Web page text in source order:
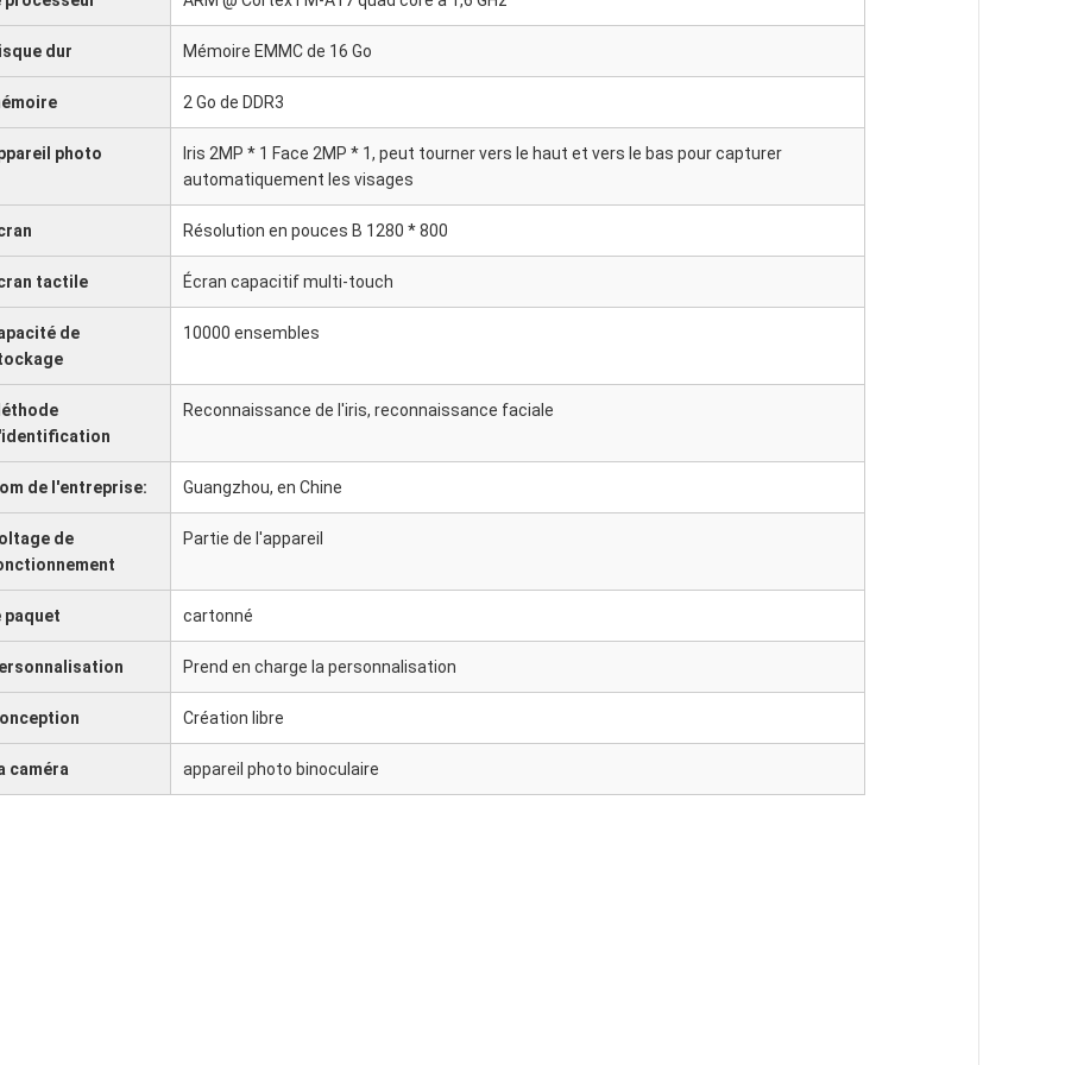
dur Mémoire EMMC de 16 Go
2 Go de DDR3
photo
Iris 2MP * 1 Face 2MP * 1, peut tourner vers le haut et vers le bas pour capturer
automatiquement les visages
Résolution en pouces B 1280 * 800
tactile Écran capacitif multi-touch
de
10000 ensembles
Reconnaissance de l'iris, reconnaissance faciale
de l'entreprise: Guangzhou, en Chine
de
Partie de l'appareil
paquet cartonné
Prend en charge la personnalisation
Création libre
caméra appareil photo binoculaire